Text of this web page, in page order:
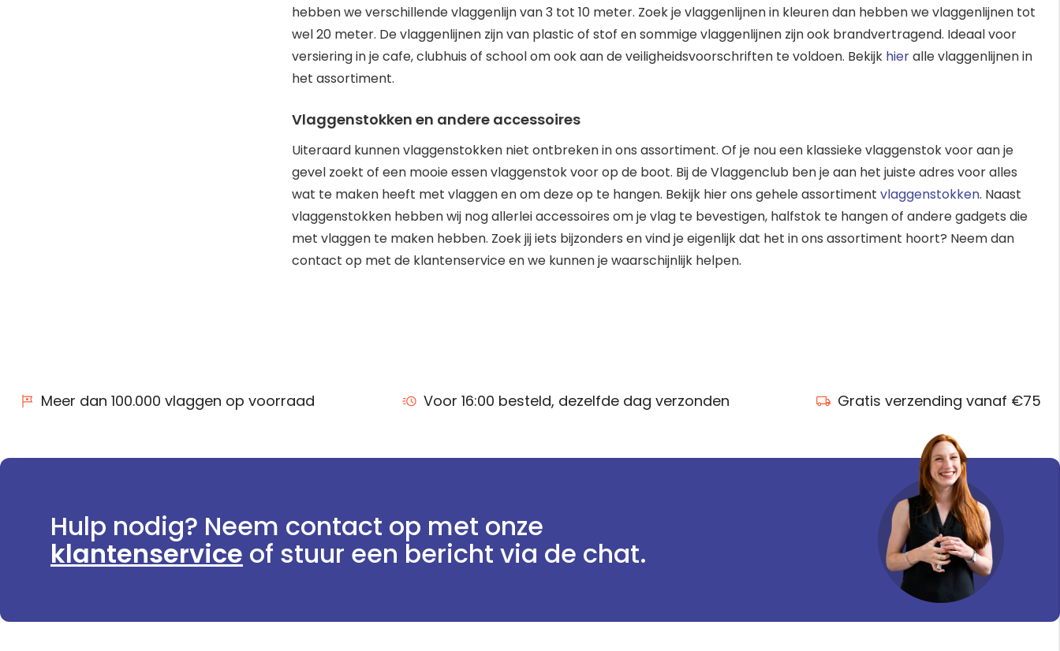
hebben we verschillende vlaggenlijn van 3 tot 10 meter. Zoek je vlaggenlijnen in kleuren dan hebben we vlaggenlijnen tot
wel 20 meter. De vlaggenlijnen zijn van plastic of stof en sommige vlaggenlijnen zijn ook brandvertragend. Ideaal voor
versiering in je cafe, clubhuis of school om ook aan de veiligheidsvoorschriften te voldoen. Bekijk hieralle vlaggenlijnen in
het assortiment.
Vlaggenstokken en andere accessoires
Uiteraard kunnen vlaggenstokken niet ontbreken in ons assortiment. Of je nou een klassieke vlaggenstok voor aan je
gevel zoekt of een mooie essen vlaggenstok voor op de boot. Bij de Vlaggenclub ben je aan het juiste adres voor alles
wat te maken heeft met vlaggen en om deze op te hangen. Bekijk hier ons gehele assortiment vlaggenstokken. Naast
vlaggenstokken hebben wij nog allerlei accessoires om je vlag te bevestigen, halfstok te hangen of andere gadgets die
met vlaggen te maken hebben. Zoek jij iets bijzonders en vind je eigenlijk dat het in ons assortiment hoort? Neem dan
contact op met de klantenservice en we kunnen je waarschijnlijk helpen.
Meer dan 100.000 vlaggen op voorraad Voor 16:00 besteld, dezelfde dag verzonden Gratis verzending vanaf €75
Hulp nodig? Neem contact op met onze
klantenservice of stuur een bericht via de chat.